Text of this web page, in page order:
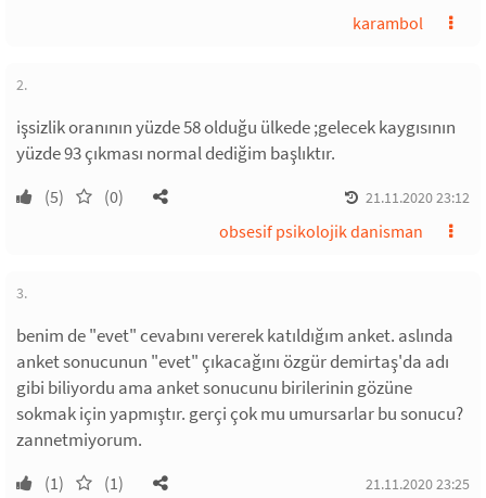
karambol
2.
işsizlik oranının yüzde 58 olduğu ülkede ;gelecek kaygısının
yüzde 93 çıkması normal dediğim başlıktır.
(5) (0) 21.11.2020 23:12
obsesif psikolojik danisman
3.
benim de "evet" cevabını vererek katıldığım anket. aslında
anket sonucunun "evet" çıkacağını özgür demirtaş'da adı
gibi biliyordu ama anket sonucunu birilerinin gözüne
sokmak için yapmıştır. gerçi çok mu umursarlar bu sonucu?
zannetmiyorum.
(1) (1) 21.11.2020 23:25